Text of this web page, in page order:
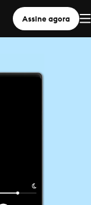
Assine agora